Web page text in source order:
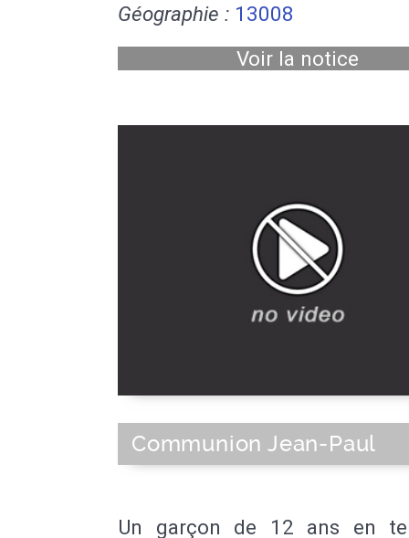
Géographie : 13008
Voir la notice
Communion Jean-Paul
Un garçon de 12 ans en